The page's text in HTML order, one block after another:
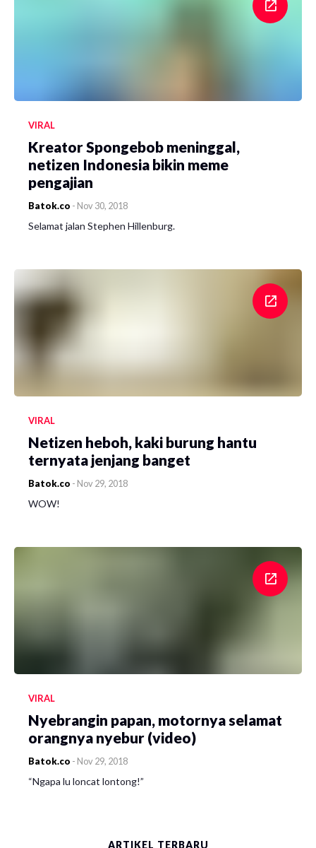
VIRAL
Kreator Spongebob meninggal,
netizen Indonesia bikin meme
pengajian
Batok.co - Nov 30, 2018
Selamat jalan Stephen Hillenburg.
VIRAL
Netizen heboh, kaki burung hantu
ternyata jenjang banget
Batok.co - Nov 29, 2018
WOW!
VIRAL
Nyebrangin papan, motornya selamat
orangnya nyebur (video)
Batok.co - Nov 29, 2018
“Ngapa lu loncat lontong!”
ARTIKEL TERBARU